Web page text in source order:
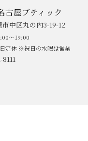
古屋ブティック
中区丸の内3-19-12
～19:00
定休 ※祝日の水曜は営業